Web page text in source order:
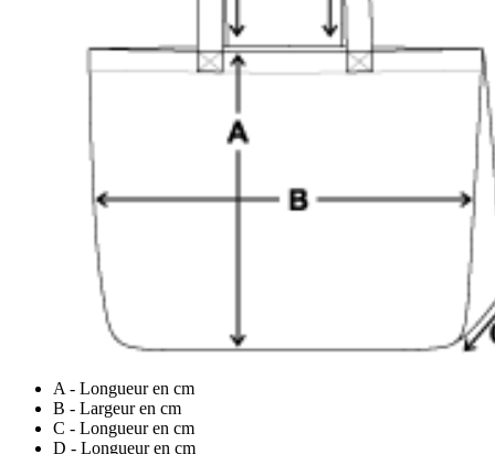
A - Longueur en cm
B - Largeur en cm
C - Longueur en cm
D - Longueur en cm